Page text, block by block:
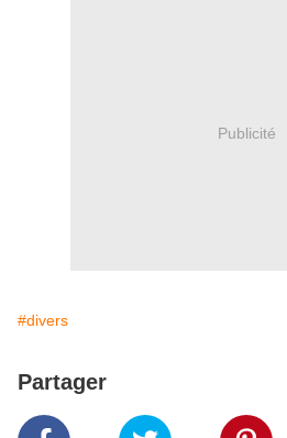
Publicité
#divers
Partager